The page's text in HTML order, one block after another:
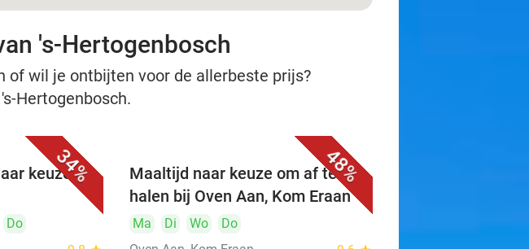
's-Hertogenbosch
of wil je ontbijten voor de allerbeste prijs?
Hertogenbosch.
34%
keuze bij
Do
48%
Maaltijd naar keuze om af te
halen bij Oven Aan, Kom Eraan
Ma Di Wo
Do